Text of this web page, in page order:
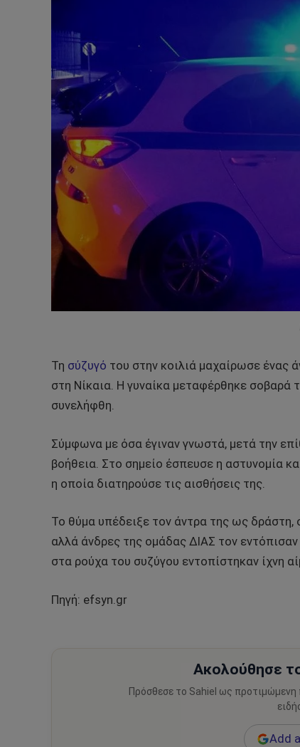
Τη σύζυγό του στην κοιλιά μαχαίρωσε ένας
στη Νίκαια. Η γυναίκα μεταφέρθηκε σοβαρά
συνελήφθη.
Σύμφωνα με όσα έγιναν γνωστά, μετά την
βοήθεια. Στο σημείο έσπευσε η αστυνομία
η οποία διατηρούσε τις αισθήσεις της.
Το θύμα υπέδειξε τον άντρα της ως
αλλά άνδρες της ομάδας ΔΙΑΣ τον
στα ρούχα του συζύγου εντοπίστηκαν ίχνη
Πηγή: efsyn.gr
Ακολούθησε
Πρόσθεσε το Sahiel ως προτιμώμενη
Add